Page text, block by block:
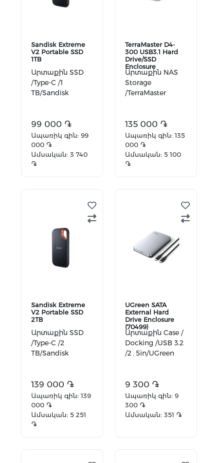
Sandisk Extreme
V2 Portable SSD
1TB
Արտաքին SSD
/Type-C /1
TB/Sandisk
99 000 ֏
Ապառիկ գին: 99
000 ֏
Ամսական: 3 740
֏
TerraMaster D4-
300 USB3.1 Hard
Drive/SSD
Enclosure
Արտաքին NAS
Storage
/TerraMaster
135 000 ֏
Ապառիկ գին: 135
000 ֏
Ամսական: 5 100
֏
Sandisk Extreme
V2 Portable SSD
2TB
Արտաքին SSD
/Type-C /2
TB/Sandisk
139 000 ֏
Ապառիկ գին: 139
000 ֏
Ամսական: 5 251
֏
UGreen SATA
External Hard
Drive Enclosure
(70499)
Արտաքին Case /
Docking /USB 3.2
/2․5in/UGreen
9 300 ֏
Ապառիկ գին: 9
300 ֏
Ամսական: 351 ֏